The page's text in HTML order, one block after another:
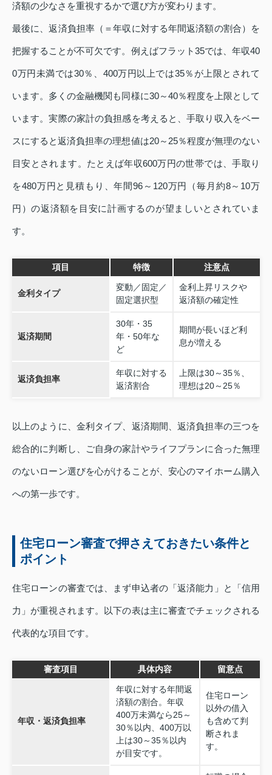
済額の少なさを重視するかで選び方が変わります。
最後に、返済負担率（＝年収に対する年間返済額の割合）を
把握することが不可欠です。例えばフラット35では、年収40
0万円未満では30％、400万円以上では35％が上限とされて
います。多くの金融機関も同様に30～40％程度を上限として
います。実際の家計の負担感を考えると、手取り収入をベー
スにすると返済負担率の理想値は20～25％程度が無理のない
目安とされます。たとえば年収600万円の世帯では、手取り
を480万円と見積もり、年間96～120万円（毎月約8～10万
円）の返済額を目安に計画するのが望ましいとされていま
す。
項目 特徴 注意点
金利タイプ
変動／固定／
固定選択型
金利上昇リスクや
返済額の確定性
返済期間
30年・35
年・50年な
ど
期間が長いほど利
息が増える
返済負担率
年収に対する
返済割合
上限は30～35％、
理想は20～25％
以上のように、金利タイプ、返済期間、返済負担率の三つを
総合的に判断し、ご自身の家計やライフプランに合った無理
のないローン選びを心がけることが、安心のマイホーム購入
への第一歩です。
住宅ローン審査で押さえておきたい条件と
ポイント
住宅ローンの審査では、まず申込者の「返済能力」と「信用
力」が重視されます。以下の表は主に審査でチェックされる
代表的な項目です。
審査項目 具体内容 留意点
年収・返済負担率
年収に対する年間返
済額の割合。年収
400万未満なら25～
30％以内、400万以
上は30～35％以内
が目安です。
住宅ローン
以外の借入
も含めて判
断されま
す。